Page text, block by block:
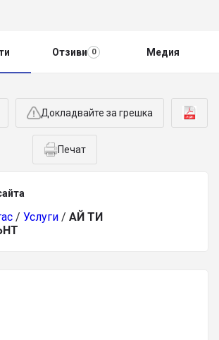
Отзиви 0 Медия
Докладвайте за грешка
Печат
/ Услуги / АЙ ТИ